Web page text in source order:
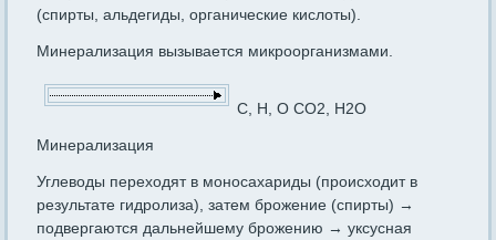
(спирты, альдегиды, органические кислоты).
Минерализация вызывается микроорганизмами.
C, H, O CO2, H2O
Минерализация
Углеводы переходят в моносахариды (происходит в
результате гидролиза), затем брожение (спирты) →
подвергаются дальнейшему брожению → уксусная